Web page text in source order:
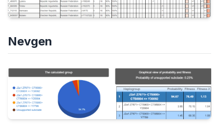
Nevgen